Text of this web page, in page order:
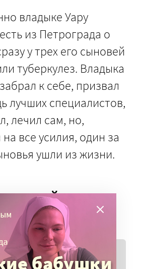
владыке Уару
из Петрограда о
у трех его сыновей
туберкулез. Владыка
к себе, призвал
лучших специалистов,
лечил сам, но,
все усилия, один за
ушли из жизни.
худший из